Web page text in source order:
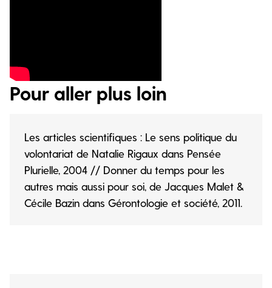
Pour aller plus loin
Les articles scientifiques : Le sens politique du
volontariat de Natalie Rigaux dans Pensée
Plurielle, 2004 // Donner du temps pour les
autres mais aussi pour soi, de Jacques Malet &
Cécile Bazin dans Gérontologie et société, 2011.